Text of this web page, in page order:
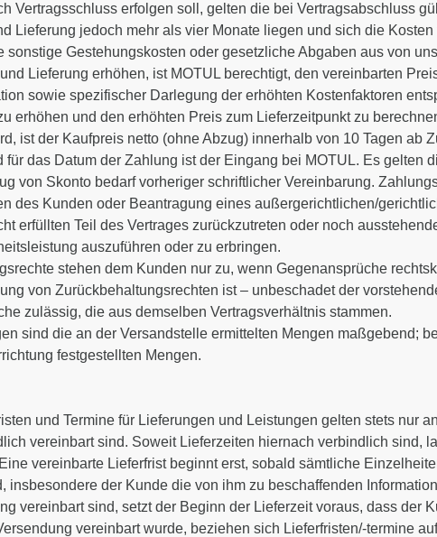
Vertragsschluss erfolgen soll, gelten die bei Vertragsabschluss
Lieferung jedoch mehr als vier Monate liegen und sich die
sonstige Gestehungskosten oder gesetzliche Abgaben aus von
Lieferung erhöhen, ist MOTUL berechtigt, den vereinbarten
sowie spezifischer Darlegung der erhöhten Kostenfaktoren
erhöhen und den erhöhten Preis zum Lieferzeitpunkt zu
ist der Kaufpreis netto (ohne Abzug) innerhalb von 10 Tagen ab
das Datum der Zahlung ist der Eingang bei MOTUL. Es gelten
von Skonto bedarf vorheriger schriftlicher Vereinbarung.
des Kunden oder Beantragung eines außergerichtlichen/
erfüllten Teil des Vertrages zurückzutreten oder noch
auszuführen oder zu erbringen.
stehen dem Kunden nur zu, wenn Gegenansprüche
von Zurückbehaltungsrechten ist – unbeschadet der
zulässig, die aus demselben Vertragsverhältnis stammen.
sind die an der Versandstelle ermittelten Mengen maßgebend;
festgestellten Mengen.
und Termine für Lieferungen und Leistungen gelten stets nur
vereinbart sind. Soweit Lieferzeiten hiernach verbindlich sind,
vereinbarte Lieferfrist beginnt erst, sobald sämtliche
insbesondere der Kunde die von ihm zu beschaffenden
vereinbart sind, setzt der Beginn der Lieferzeit voraus, dass der
vereinbart wurde, beziehen sich Lieferfristen/-termine